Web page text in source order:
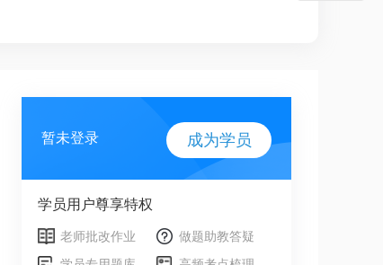
暂未登录 成为学员
学员用户尊享特权
老师批改作业
做题助教答疑